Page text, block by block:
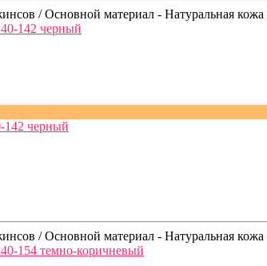
/ Основной материал - Натуральная
черный
/ Основной материал - Натуральная